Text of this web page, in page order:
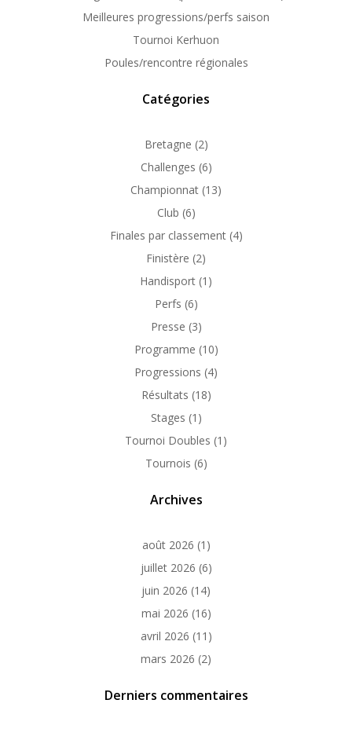
Meilleures progressions/perfs saison
Tournoi Kerhuon
Poules/rencontre régionales
Catégories
Bretagne (2)
Challenges (6)
Championnat (13)
Club (6)
Finales par classement(4)
Finistère (2)
Handisport (1)
Perfs (6)
Presse (3)
Programme (10)
Progressions (4)
Résultats (18)
Stages (1)
Tournoi Doubles (1)
Tournois (6)
Archives
août 2026 (1)
juillet 2026 (6)
juin 2026 (14)
mai 2026 (16)
avril 2026 (11)
mars 2026 (2)
Derniers commentaires